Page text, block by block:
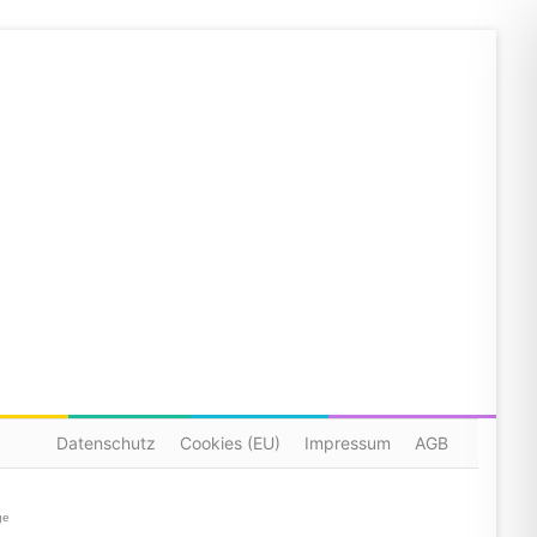
Datenschutz Cookies (EU) Impressum AGB